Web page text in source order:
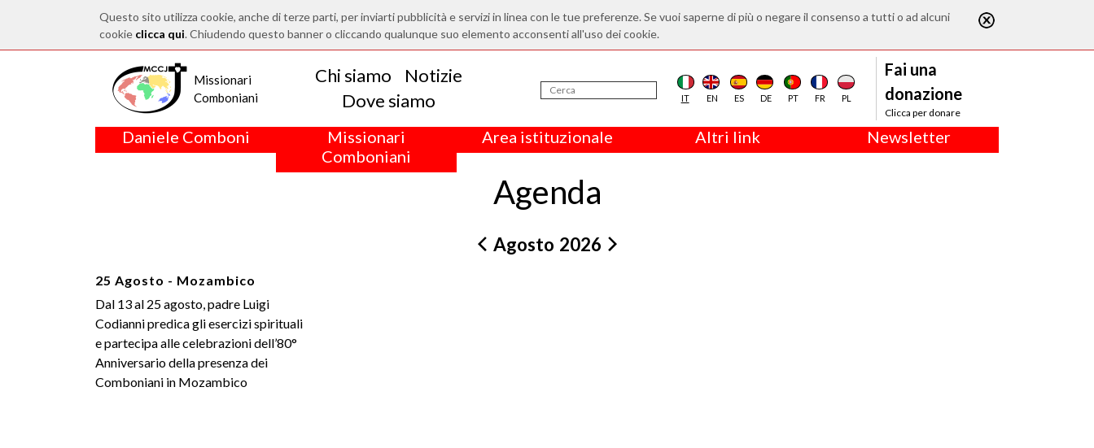
Questo sito utilizza cookie, anche di terze parti, per inviarti pubblicità e servizi in linea con le tue preferenze. Se vuoi saperne di più o negare il consenso a tutti o ad alcuni
cookie clicca qui. Chiudendo questo banner o cliccando qualunque suo elemento acconsenti all'uso dei cookie.
Missionari
Comboniani
Chi siamo
Notizie
Dove siamo
IT EN ES DE PT FR PL
Fai una
donazione
Clicca per donare
Daniele Comboni
Missionari
Comboniani
Area istituzionale Altri link Newsletter
Agenda
Agosto 2026
25 Agosto - Mozambico
Dal 13 al 25 agosto, padre Luigi
Codianni predica gli esercizi spirituali
e partecipa alle celebrazioni dell’80°
Anniversario della presenza dei
Comboniani in Mozambico